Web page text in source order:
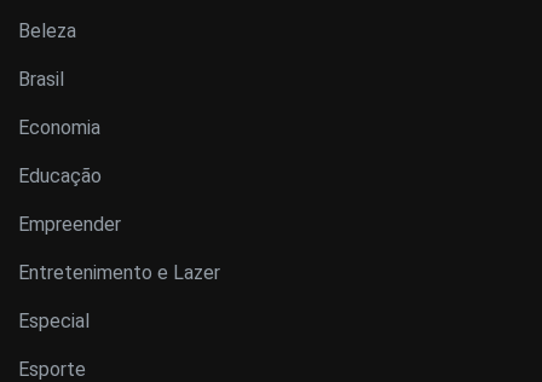
Beleza
Brasil
Economia
Educação
Empreender
Entretenimento e Lazer
Especial
Esporte